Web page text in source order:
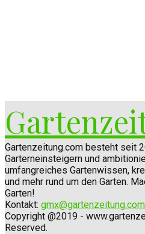
Gartenzeitung.com besteht seit
Garterneinsteigern und
umfangreiches Gartenwissen,
und mehr rund um den Garten.
Garten!
Kontakt: gmx@gartenzeitung.com
Copyright @2019 -
Reserved.